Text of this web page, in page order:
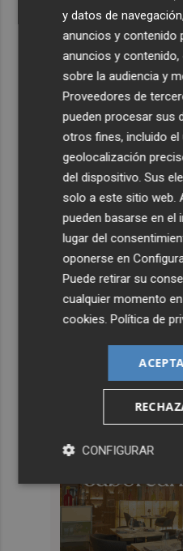
y datos de
anuncios y contenido
anuncios y
sobre la audiencia y
Proveedores de
pueden procesar sus
otros fines, incluido
geolocalización
del dispositivo. Sus
solo a este sitio web.
pueden basarse en el
lugar del
oponerse en
Puede retirar su
cualquier momento
cookies .Política de
CONFIGURAR